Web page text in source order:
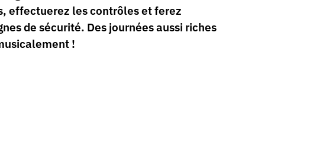
effectuerez les contrôles et ferez
de sécurité. Des journées aussi riches
!